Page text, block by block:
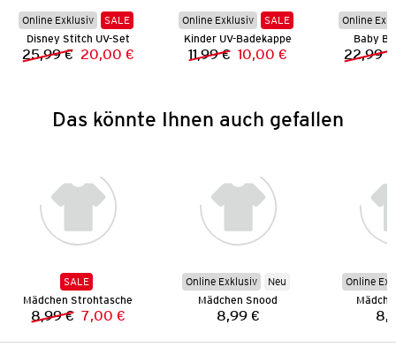
Online Exklusiv
SALE
Disney Stitch UV-Set
Vorheriger Preis:
25,99 € Neuer Preis:
20,00 €
Online Exklusiv
SALE
Kinder UV-Badekappe
Vorheriger Preis:
11,99 € Neuer Preis:
10,00 €
Online
Baby
22,99 €
Das könnte Ihnen auch gefallen
SALE
Mädchen Strohtasche
Vorheriger Preis:
8,99 € Neuer Preis:
7,00 €
Online Exklusiv
Neu
Mädchen Snood
Preis:
8,99 €
Online